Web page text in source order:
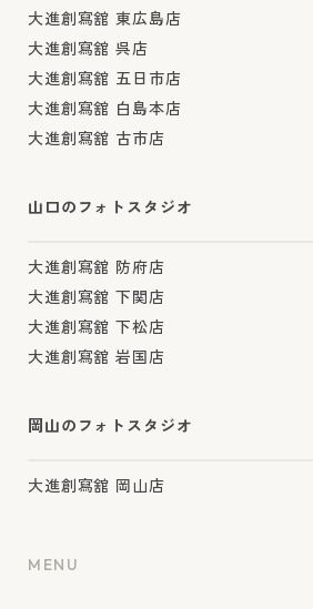
大進創寫舘 東広島店
大進創寫舘 呉店
大進創寫舘 五日市店
大進創寫舘 白島本店
大進創寫舘 古市店
山口のフォトスタジオ
大進創寫舘 防府店
大進創寫舘 下関店
大進創寫舘 下松店
大進創寫舘 岩国店
岡山のフォトスタジオ
大進創寫舘 岡山店
MENU